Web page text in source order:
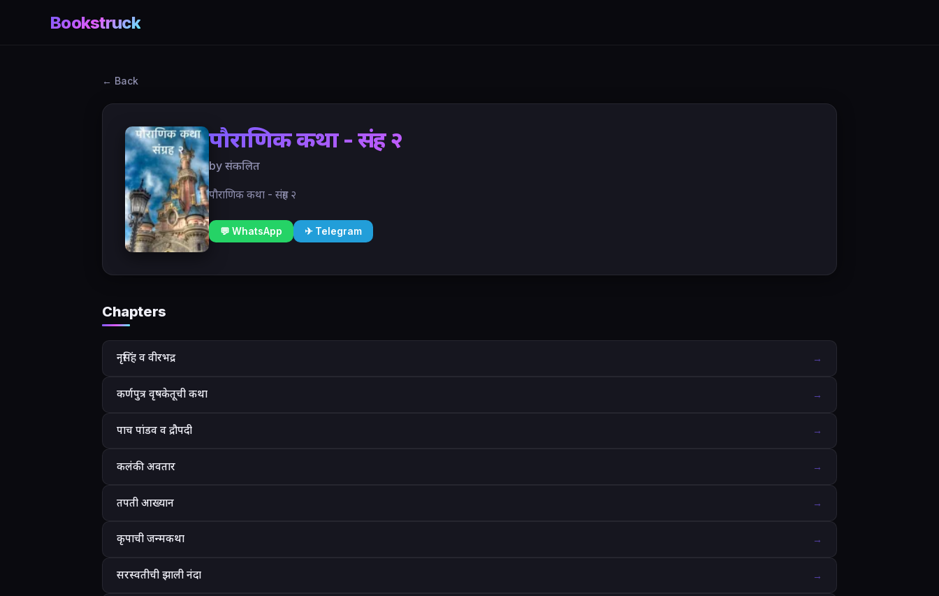
Bookstruck
← Back
पौराणिक कथा - संग्रह २
by संकलित
पौराणिक कथा - संग्रह २
💬 WhatsApp ✈ Telegram
Chapters
नृसिंह व वीरभद्र →
कर्णपुत्र वृषकेतूची कथा →
पाच पांडव व द्रौपदी →
कलंकी अवतार →
तपती आख्यान →
कृपाची जन्मकथा →
सरस्वतीची झाली नंदा →